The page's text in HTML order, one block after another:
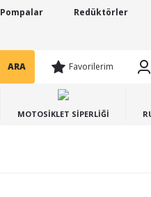
Pompalar Redüktörler
ARA Favorilerim
MOTOSİKLET SİPERLİĞİ